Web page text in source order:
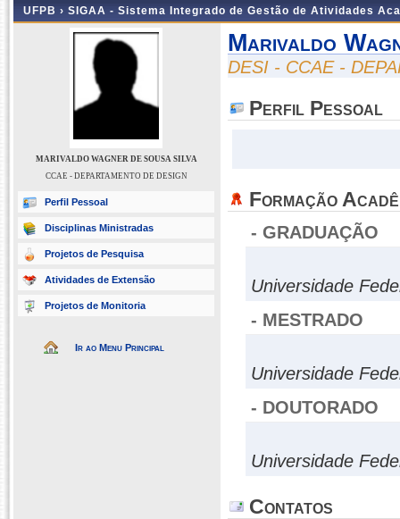
UFPB › SIGAA - Sistema Integrado de Gestão de Atividades
MARIVALDO WAGNER DE SOUSA SILVA
CCAE - DEPARTAMENTO DE DESIGN
Perfil Pessoal
Disciplinas Ministradas
Projetos de Pesquisa
Atividades de Extensão
Projetos de Monitoria
Ir ao Menu Principal
Marivaldo
DESI - CCAE -
Perfil Pessoal
Formação
- GRADUAÇÃO
Universidade
- MESTRADO
Universidade
- DOUTORADO
Universidade
Contatos